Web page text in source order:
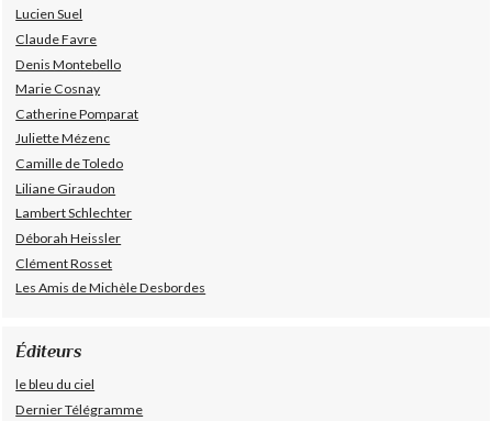
Lucien Suel
Claude Favre
Denis Montebello
Marie Cosnay
Catherine Pomparat
Juliette Mézenc
Camille de Toledo
Liliane Giraudon
Lambert Schlechter
Déborah Heissler
Clément Rosset
Les Amis de Michèle Desbordes
Éditeurs
le bleu du ciel
Dernier Télégramme